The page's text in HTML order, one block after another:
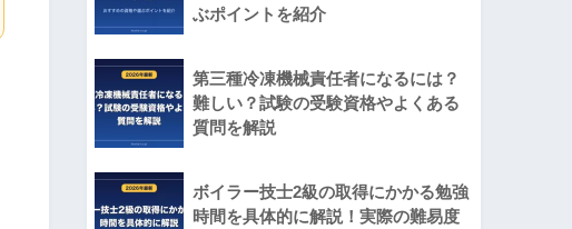
ぶポイントを紹介
第三種冷凍機械責任者になるには？
難しい？試験の受験資格やよくある
質問を解説
ボイラー技士2級の取得にかかる勉強
時間を具体的に解説！実際の難易度